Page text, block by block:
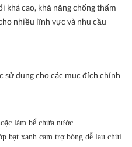
khá cao, khả năng chống thấm
nhiều lĩnh vực và nhu cầu
sử dụng cho các mục đích chính
làm bể chứa nước
bạt xanh cam trợ bóng dễ lau chùi